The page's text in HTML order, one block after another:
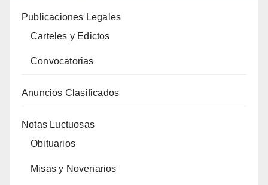
Publicaciones Legales
Carteles y Edictos
Convocatorias
Anuncios Clasificados
Notas Luctuosas
Obituarios
Misas y Novenarios